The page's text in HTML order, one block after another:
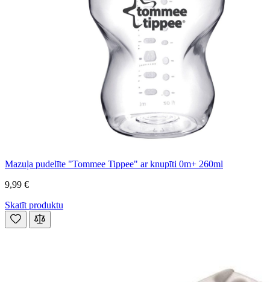
Mazuļa pudelīte "Tommee Tippee" ar knupīti 0m+ 260ml
9,99 €
Skatīt produktu